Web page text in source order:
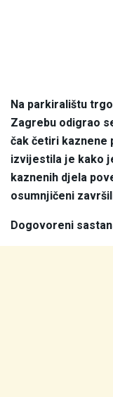
Na parkiralištu
Zagrebu odigrao
čak četiri kaznene
izvijestila je kako
kaznenih djela
osumnjičeni
Dogovoreni